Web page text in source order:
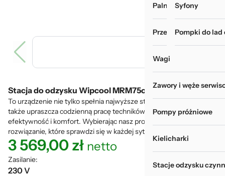
Myjki do rur i
Palniki i zgrzewarki
Przechowywanie
Wagi
Zawory i węże
Pompy próżniowe
Kielicharki
Stacje odzysku
Syfony
Pompki do lad
Stacja do odzysku Wipcool MRM75os z odolejaczem
To urządzenie nie tylko spełnia najwyższe standardy branżowe, ale
także upraszcza codzienną pracę techników, zwiększając jej
efektywność i komfort. Wybierając nasz produkt, inwestujesz w
rozwiązanie, które sprawdzi się w każdej sytuacji.
3 569,00zł netto
Zasilanie:
230 V